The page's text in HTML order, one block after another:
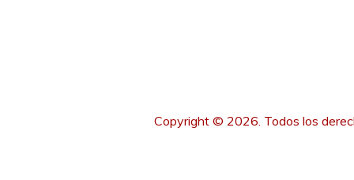
Copyright © 2026. Todos los